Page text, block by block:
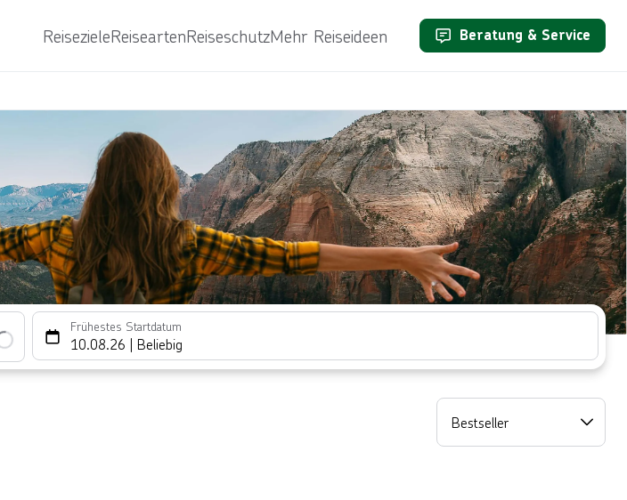
ReisezieleReiseartenReiseschutzMehr Reiseideen Beratung & Service
Frühestes Startdatum
10.08.26 | Beliebig
Bestseller